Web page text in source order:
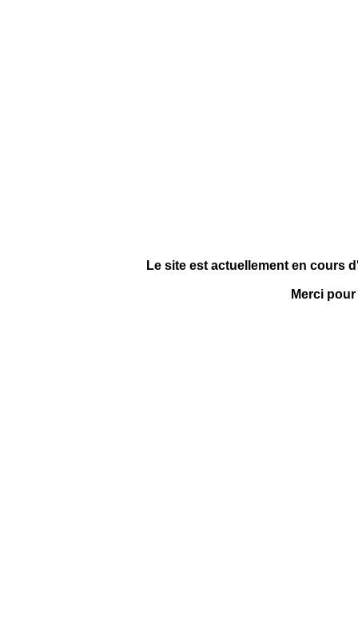
Le site est actuellement en cours
Merci